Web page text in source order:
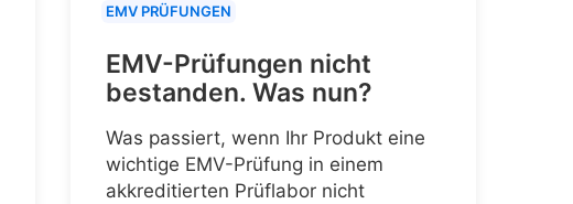
EMV PRÜFUNGEN
EMV-Prüfungen nicht
bestanden. Was nun?
Was passiert, wenn Ihr Produkt eine
wichtige EMV-Prüfung in einem
akkreditierten Prüflabor nicht